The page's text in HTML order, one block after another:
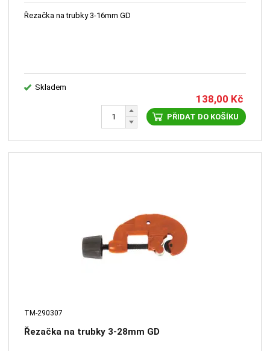
Řezačka na trubky 3-16mm GD
Skladem
138,00 Kč
PŘIDAT DO KOŠÍKU
TM-290307
Řezačka na trubky 3-28mm GD